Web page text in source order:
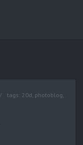
tags: 20d, photoblog,